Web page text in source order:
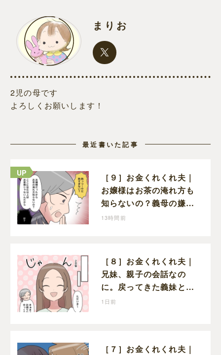
まりお
2児の母です
よろしくお願いします！
最近書いた記事
［９］お金くれくれ夫｜
お嬢様はお茶の淹れ方も
知らないの？義母の嫌味
に思わず怒りが込み上げ
13時間前
［８］お金くれくれ夫｜
兄妹、親子の会話なの
に。戻ってきた義妹と夫
や義母の様子になんだか
1日前
［７］お金くれくれ夫｜